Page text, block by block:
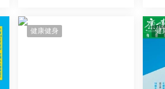
健康健身 健